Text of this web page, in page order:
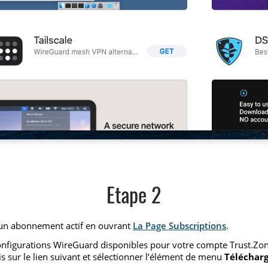
Etape 2
abonnement actif en ouvrant La Page Subscriptions.
WireGuard disponibles pour votre compte
sur le lien suivant et sélectionner l’élément de menu